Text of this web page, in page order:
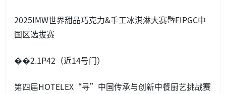
2025IMW世界甜品巧克力&手工冰淇淋大赛暨FIPGC中
国区选拔赛
��2.1P42（近14号门）
第四届HOTELEX“寻”中国传承与创新中餐厨艺挑战赛